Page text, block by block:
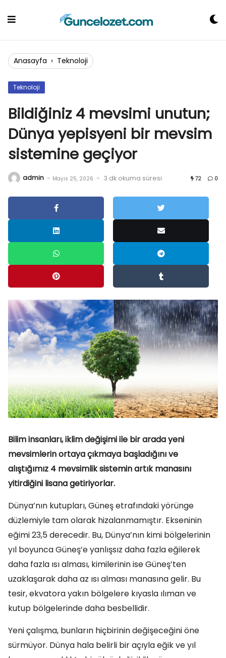
Anasayfa › Teknoloji
Teknoloji
Bildiğiniz 4 mevsimi unutun;
Dünya yepisyeni bir mevsim
sistemine geçiyor
admin - Mayıs 25, 2026 - 3 dk okuma süresi 72 0
Bilim insanları, iklim değişimi ile bir arada yeni
mevsimlerin ortaya çıkmaya başladığını ve
alıştığımız 4 mevsimlik sistemin artık manasını
yitirdiğini lisana getiriyorlar.
Dünya’nın kutupları, Güneş etrafındaki yörünge
düzlemiyle tam olarak hizalanmamıştır. Ekseninin
eğimi 23,5 derecedir. Bu, Dünya’nın kimi bölgelerinin
yıl boyunca Güneş’e yanlışsız daha fazla eğilerek
daha fazla ısı alması, kimilerinin ise Güneş’ten
uzaklaşarak daha az ısı alması manasına gelir. Bu
tesir, ekvatora yakın bölgelere kıyasla ılıman ve
kutup bölgelerinde daha besbellidir.
Yeni çalışma, bunların hiçbirinin değişeceğini öne
sürmüyor. Dünya hala belirli bir açıyla eğik ve yıl